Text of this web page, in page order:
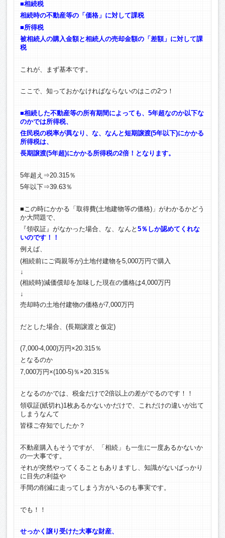
■相続税
相続時の不動産等の「価格」に対して課税
■所得税
被相続人の購入金額と相続人の売却金額の「差額」に対して課
税
これが、まず基本です。
ここで、知っておかなければならないのはこの2つ！
■相続した不動産等の所有期間によっても、5年超なのか以下な
のかでは所得税、
住民税の税率が異なり、な、なんと短期譲渡(5年以下)にかかる
所得税は、
長期譲渡(5年超)にかかる所得税の2倍！となります。
5年超え⇒20.315％
5年以下⇒39.63％
■この時にかかる「取得費(土地建物等の価格)」がわかるかどう
か大問題で、
『領収証』がなかった場合、な、なんと5％しか認めてくれな
いのです！！
例えば、
(相続前にご両親等が)土地付建物を5,000万円で購入
↓
(相続時)減価償却を加味した現在の価格は4,000万円
↓
売却時の土地付建物の価格が7,000万円
だとした場合、(長期譲渡と仮定)
(7,000-4,000)万円×20.315％
となるのか
7,000万円×(100-5)％×20.315％
となるのかでは、税金だけで2倍以上の差がでるのです！！
領収証(紙切れ)1枚あるかないかだけで、これだけの違いが出て
しまうなんて
皆様ご存知でしたか？
不動産購入もそうですが、「相続」も一生に一度あるかないか
の一大事です。
それが突然やってくることもありますし、知識がないばっかり
に目先の利益や
手間の削減に走ってしまう方がいるのも事実です。
でも！！
せっかく譲り受けた大事な財産、